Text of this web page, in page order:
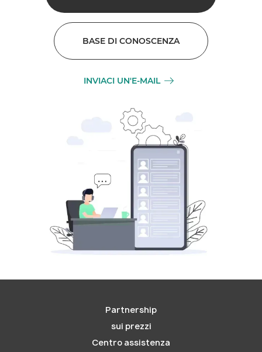
BASE DI CONOSCENZA
INVIACI UN'E-MAIL
Partnership
sui prezzi
Centro assistenza